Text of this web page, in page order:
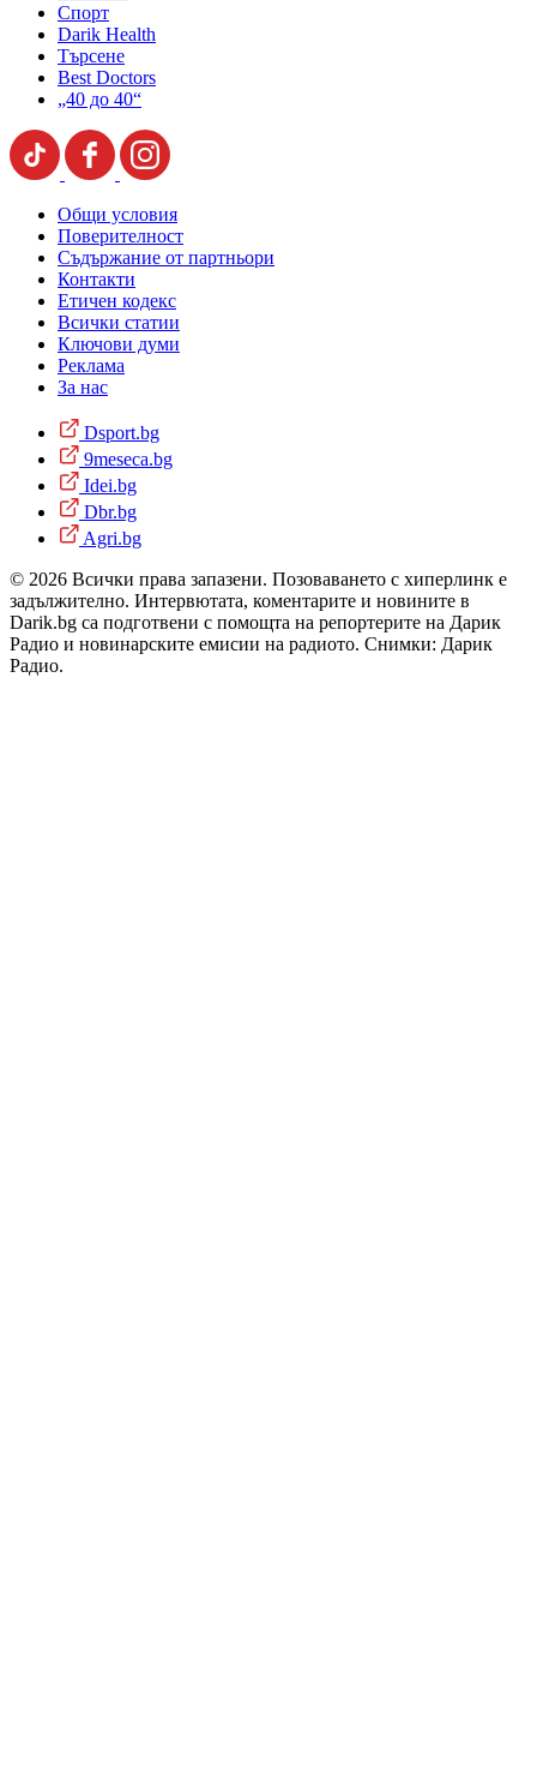
Спорт
Darik Health
Търсене
Best Doctors
„40 до 40“
Общи условия
Поверителност
Съдържание от партньори
Контакти
Етичен кодекс
Всички статии
Ключови думи
Реклама
За нас
Dsport.bg
9meseca.bg
Idei.bg
Dbr.bg
Agri.bg
© 2026 Всички права запазени. Позоваването с хиперлинк е
задължително. Интервютата, коментарите и новините в
Darik.bg са подготвени с помощта на репортерите на Дарик
Радио и новинарските емисии на радиото. Снимки: Дарик
Радио.